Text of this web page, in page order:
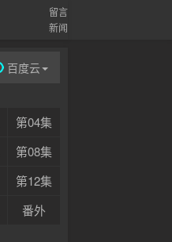
留言
新闻
百度云
第04集
第08集
第12集
番外